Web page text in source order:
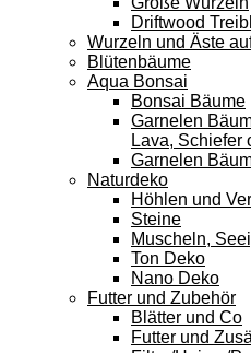
Driftwood
Wurzeln und Äste
Blütenbäume
Aqua Bonsai
Bonsai Bäume
Garnelen
Lava, Schiefer
Garnelen
Naturdeko
Höhlen und
Steine
Muscheln,
Ton Deko
Nano Deko
Futter und Zubehör
Blätter und Co
Futter und